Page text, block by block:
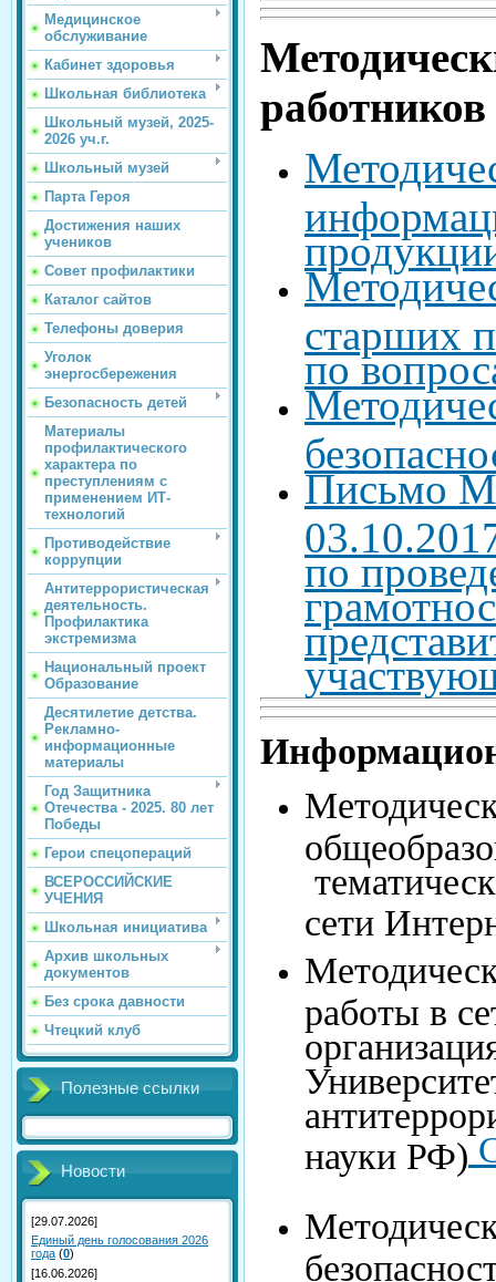
Медицинское
обслуживание
Кабинет здоровья
Школьная библиотека
Школьный музей, 2025-
2026 уч.г.
Школьный музей
Парта Героя
Достижения наших
учеников
Совет профилактики
Каталог сайтов
Телефоны доверия
Уголок
энергосбережения
Безопасность детей
Материалы
профилактического
характера по
преступлениям с
применением ИТ-
технологий
Противодействие
коррупции
Антитеррористическая
деятельность.
Профилактика
экстремизма
Национальный проект
Образование
Десятилетие детства.
Рекламно-
информационные
материалы
Год Защитника
Отечества - 2025. 80 лет
Победы
Герои спецопераций
ВСЕРОССИЙСКИЕ
УЧЕНИЯ
Школьная инициатива
Архив школьных
документов
Без срока давности
Чтецкий клуб
Полезные ссылки
Новости
[29.07.2026]
Единый день голосования 2026
года (0)
[16.06.2026]
работников
старших
по
Письмо
по
сети
работы в
науки РФ)